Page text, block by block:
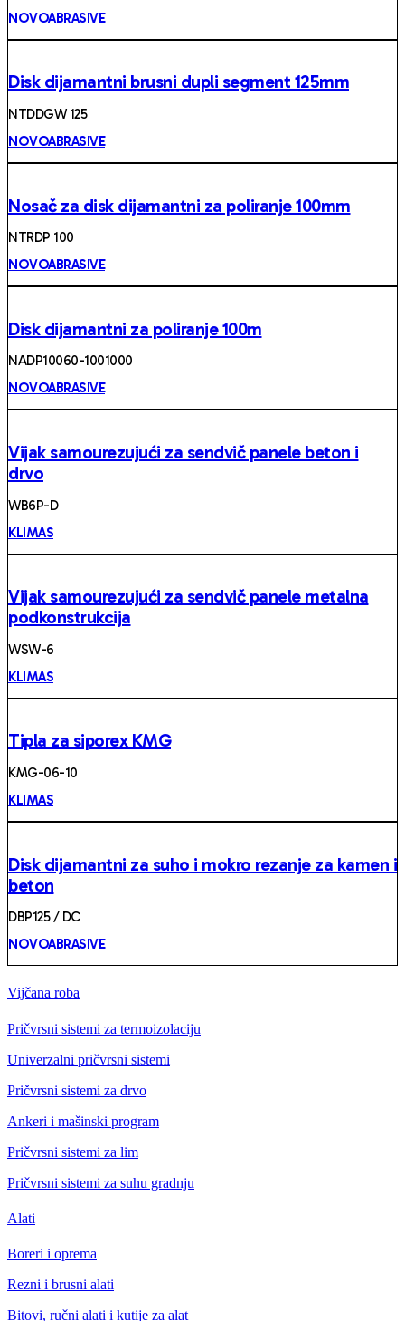
NOVOABRASIVE
Disk dijamantni brusni dupli segment 125mm
NTDDGW 125
NOVOABRASIVE
Nosač za disk dijamantni za poliranje 100mm
NTRDP 100
NOVOABRASIVE
Disk dijamantni za poliranje 100m
NADP10060-1001000
NOVOABRASIVE
Vijak samourezujući za sendvič panele beton i
drvo
WB6P-D
KLIMAS
Vijak samourezujući za sendvič panele metalna
podkonstrukcija
WSW-6
KLIMAS
Tipla za siporex KMG
KMG-06-10
KLIMAS
Disk dijamantni za suho i mokro rezanje za kamen i
beton
DBP125 / DC
NOVOABRASIVE
Vijčana roba
Pričvrsni sistemi za termoizolaciju
Univerzalni pričvrsni sistemi
Pričvrsni sistemi za drvo
Ankeri i mašinski program
Pričvrsni sistemi za lim
Pričvrsni sistemi za suhu gradnju
Alati
Boreri i oprema
Rezni i brusni alati
Bitovi, ručni alati i kutije za alat